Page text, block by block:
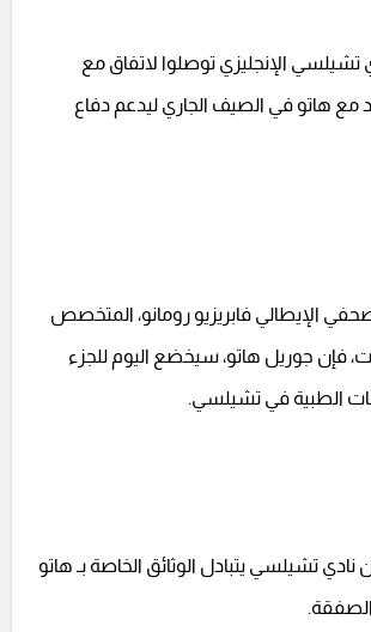
تشيلسي الإنجليزي توصلوا لاتفاق مع
مع هاتو في الصيف الجاري ليدعم دفاع
الإيطالي فابريزيو رومانو، المتخصص
فإن جوريل هاتو، سيخضع اليوم للجزء
الطبية في تشيلسي.
نادي تشيلسي يتبادل الوثائق الخاصة بـ هاتو